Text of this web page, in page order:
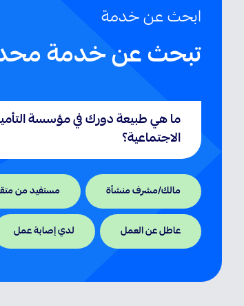
ابحث عن خدمة
تبحث عن خدمة
ما هي طبيعة دورك في مؤسسة
الاجتماعية؟
مالك/مشرف منشأة مستفيد من
عاطل عن العمل لدي إصابة عمل